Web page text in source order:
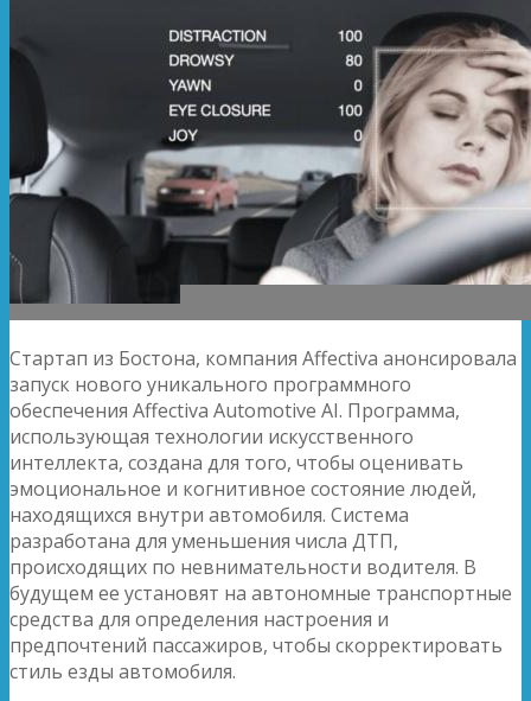
Стартап из Бостона, компания Affectiva анонсировала
запуск нового уникального программного
обеспечения Affectiva Automotive AI. Программа,
использующая технологии искусственного
интеллекта, создана для того, чтобы оценивать
эмоциональное и когнитивное состояние людей,
находящихся внутри автомобиля. Система
разработана для уменьшения числа ДТП,
происходящих по невнимательности водителя. В
будущем ее установят на автономные транспортные
средства для определения настроения и
предпочтений пассажиров, чтобы скорректировать
стиль езды автомобиля.